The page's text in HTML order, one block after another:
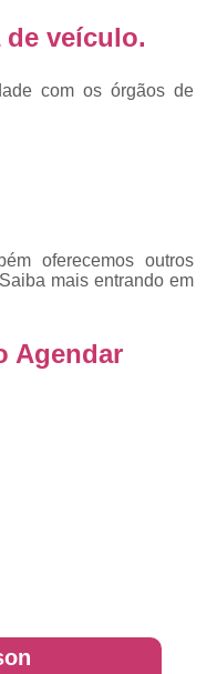
Emplacamento da Placa
Mercosul
Emplacar
de Emplacamento
Emplacamento de Moto
Placa Moto Mercosul
de veículo.
com os órgãos de
oferecemos outros
mais entrando em
Agendar